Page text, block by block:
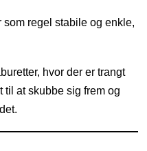
som regel stabile og enkle,
hvor der er trangt
til at skubbe sig frem og